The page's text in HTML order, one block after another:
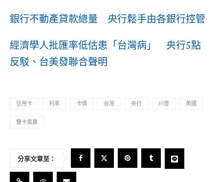
銀行不動產貸款總量 央行鬆手由各銀行控管
經濟學人批匯率低估患「台灣病」 央行5點
反駁、台美發聯合聲明
信用卡 利率 卡債 台灣 央行 川普 美國
雙卡風暴
分享文章至：